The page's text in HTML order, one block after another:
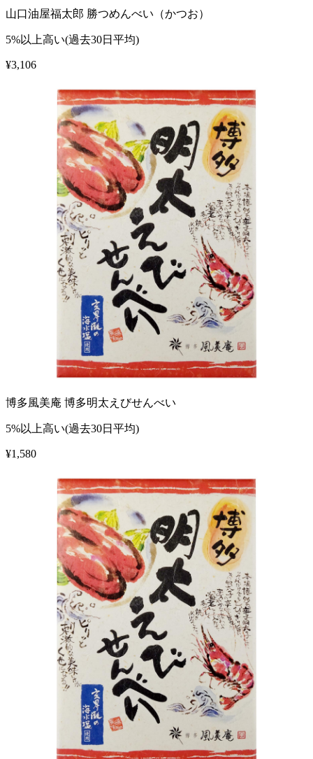
山口油屋福太郎 勝つめんべい（かつお）
5%以上高い(過去30日平均)
¥3,106
博多風美庵 博多明太えびせんべい
5%以上高い(過去30日平均)
¥1,580